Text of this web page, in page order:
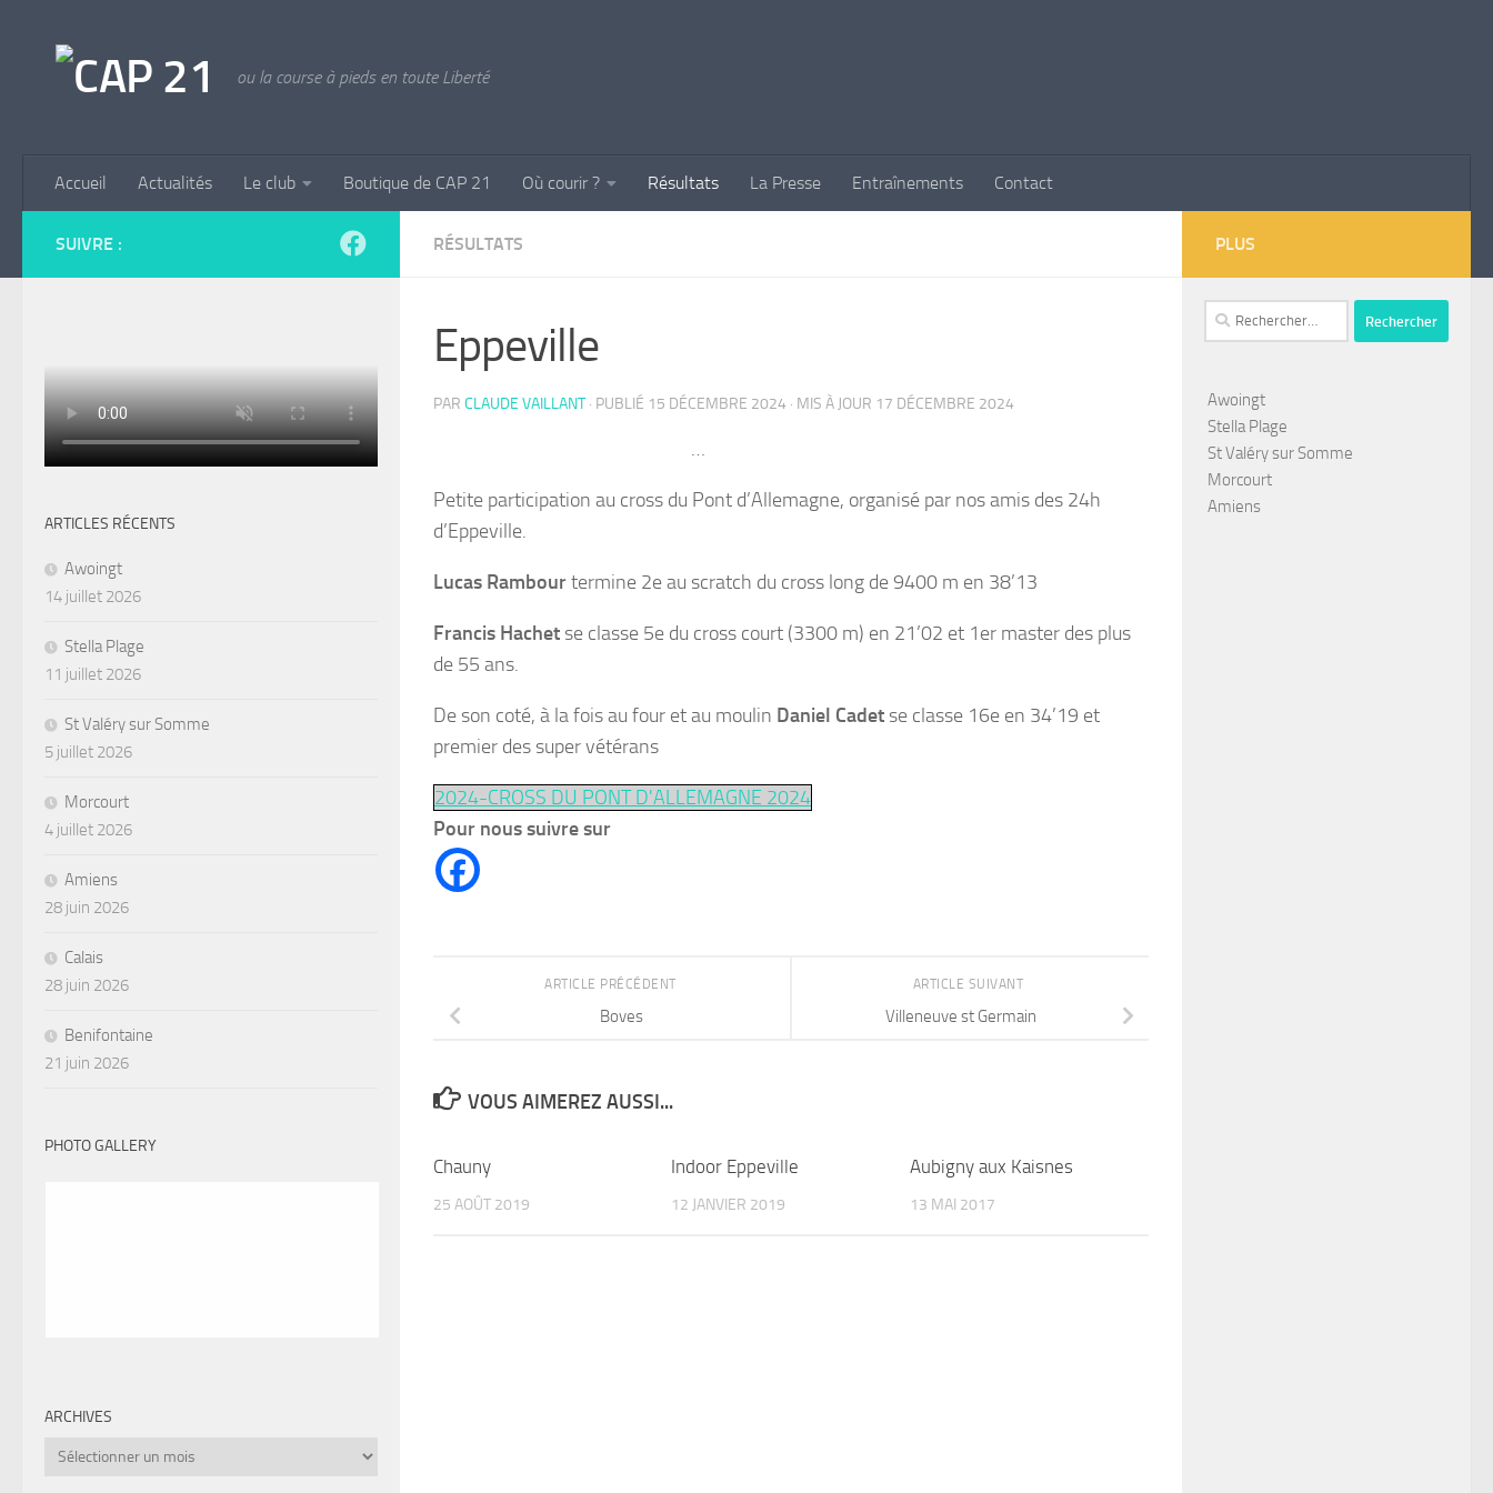
ou la course à pieds en toute Liberté
Accueil Actualités Le club Boutique de CAP 21 Où courir ? Résultats La Presse Entraînements Contact
RÉSULTATS
Eppeville
PAR CLAUDE VAILLANT · PUBLIÉ 15 DÉCEMBRE 2024 · MIS À JOUR 17 DÉCEMBRE 2024
…
Petite participation au cross du Pont d’Allemagne, organisé par nos amis des 24h
d’Eppeville.
Lucas Rambourtermine 2e au scratch du cross long de 9400 m en 38’13
Francis Hachet se classe 5e du cross court (3300 m) en 21’02 et 1er master des plus
de 55 ans.
De son coté, à la fois au four et au moulin Daniel Cadet se classe 16e en 34’19 et
premier des super vétérans
2024-CROSS DU PONT D'ALLEMAGNE 2024
Pour nous suivre sur
ARTICLE SUIVANT
Villeneuve st Germain
ARTICLE PRÉCÉDENT
Boves
VOUS AIMEREZ AUSSI...
Chauny
25 AOÛT 2019
Indoor Eppeville
12 JANVIER 2019
Aubigny aux Kaisnes
13 MAI 2017
SUIVRE :
ARTICLES RÉCENTS
Awoingt
14 juillet 2026
Stella Plage
11 juillet 2026
St Valéry sur Somme
5 juillet 2026
Morcourt
4 juillet 2026
Amiens
28 juin 2026
Calais
28 juin 2026
Benifontaine
21 juin 2026
PHOTO GALLERY
ARCHIVES
Archives
PLUS
Rechercher :
Awoingt
Stella Plage
St Valéry sur Somme
Morcourt
Amiens